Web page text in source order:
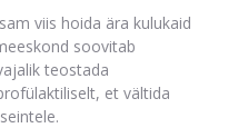
viis hoida ära kulukaid
soovitab
teostada
et vältida